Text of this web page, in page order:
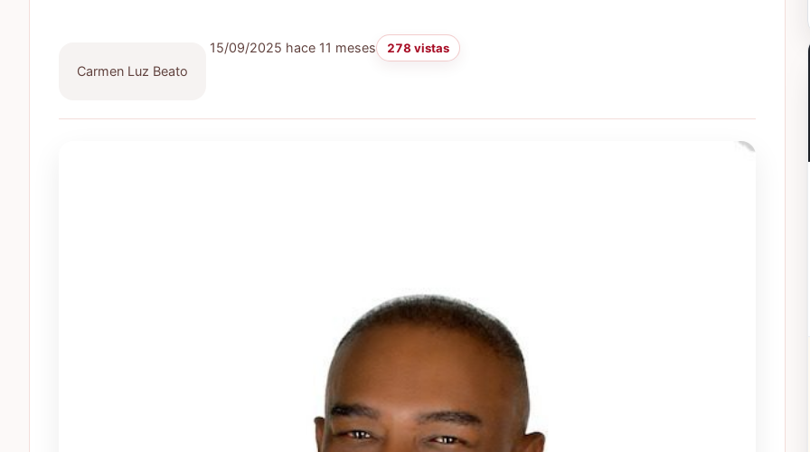
Carmen Luz Beato
15/09/2025 hace 11 meses 278 vistas